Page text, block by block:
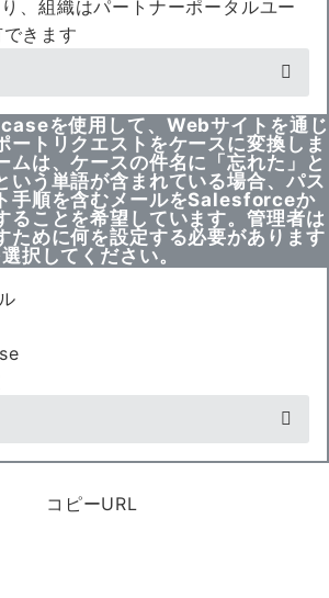
、組織はパートナーポータルユー
きます
を使用して、Webサイトを通じ
ートリクエストをケースに変換しま
ムは、ケースの件名に「忘れた」と
いう単語が含まれている場合、パス
手順を含むメールをSalesforceか
ることを希望しています。管理者は
ために何を設定する必要があります
択してください。
コピーURL